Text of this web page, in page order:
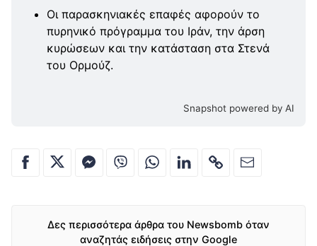
Οι παρασκηνιακές επαφές αφορούν το
πυρηνικό πρόγραμμα του Ιράν, την άρση
κυρώσεων και την κατάσταση στα Στενά
του Ορμούζ.
Snapshot powered by AI
Δες περισσότερα άρθρα του Newsbomb όταν
αναζητάς ειδήσεις στην Google